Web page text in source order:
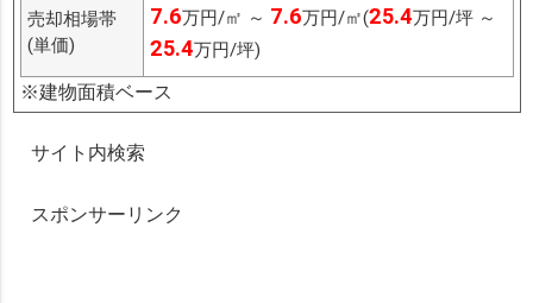
売却相場帯
(単価)
7.6万円/㎡ ～ 7.6万円/㎡(25.4万円/坪 ～
25.4万円/坪)
※建物面積ベース
サイト内検索
スポンサーリンク